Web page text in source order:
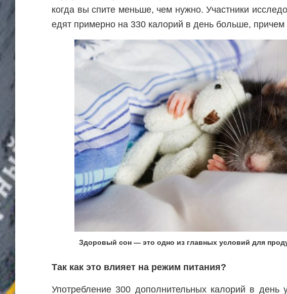
когда вы спите меньше, чем нужно. Участники
едят примерно на 330 калорий в день больше, причем
Здоровый сон — это одно из главных условий для
Так как это влияет на режим питания?
Употребление 300 дополнительных калорий в день